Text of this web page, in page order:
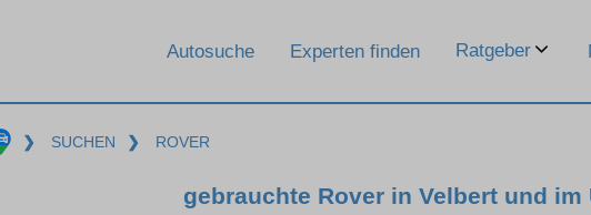
Autosuche Experten finden Ratgeber
❯ SUCHEN ❯ ROVER
gebrauchte Rover in Velbert und